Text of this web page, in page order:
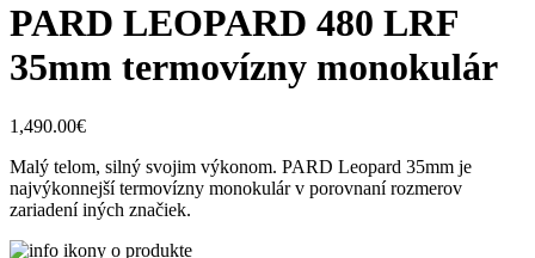
PARD LEOPARD 480 LRF
35mm termovízny monokulár
1,490.00€
Malý telom, silný svojim výkonom. PARD Leopard 35mm je
najvýkonnejší termovízny monokulár v porovnaní rozmerov
zariadení iných značiek.